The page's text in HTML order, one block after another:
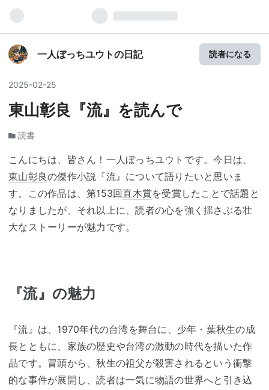
一人ぼっちユウトの日記 読者になる
2025-02-25
東山彰良『流』を読んで
読書
こんにちは、皆さん！一人ぼっちユウトです。今日は、
東山彰良の傑作小説『流』について語りたいと思いま
す。この作品は、第153回直木賞を受賞したことで話題と
なりましたが、それ以上に、読者の心を強く揺さぶる壮
大なストーリーが魅力です。
『流』の魅力
『流』は、1970年代の台湾を舞台に、少年・葉秋生の成
長とともに、家族の歴史や台湾の激動の時代を描いた作
品です。冒頭から、秋生の祖父が殺害されるという衝撃
的な事件が展開し、読者は一気に物語の世界へと引き込